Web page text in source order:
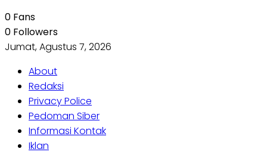
0 Fans
0 Followers
Jumat, Agustus 7, 2026
About
Redaksi
Privacy Police
Pedoman Siber
Informasi Kontak
Iklan